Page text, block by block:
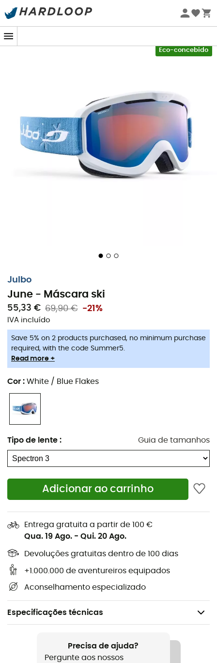
Promoções de verão 🔥 -5% EXTRA a partir de 2 produtos*
Eco-concebido
Julbo
June - Máscara ski
55,33 € 69,90 € -21%
IVA incluído
Save 5% on 2 products purchased, no minimum purchase
required, with the code Summer5.
Read more +
Cor : White / Blue Flakes
Tipo de lente : Guia de tamanhos
Adicionar ao carrinho
Entrega gratuita a partir de 100 €
Qua. 19 Ago. - Qui. 20 Ago.
Devoluções gratuitas dentro de 100 dias
+1.000.000 de aventureiros equipados
Aconselhamento especializado
Especificações técnicas
Precisa de ajuda?
Pergunte aos nossos